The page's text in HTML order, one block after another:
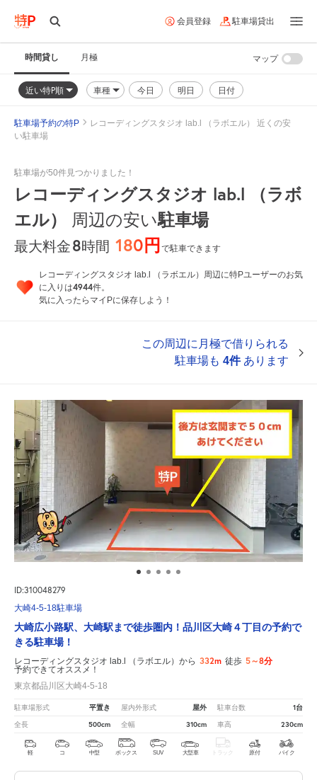
会員登録 駐車場貸出
時間貸し 月極
近い特P順 車種 今日 明日 日付
マップ
駐車場予約の特P
レコーディングスタジオ lab.l （ラボエル） 近くの安
い駐車場
駐車場が50件見つかりました！
レコーディングスタジオ lab.l （ラボ
エル）
周辺の安い駐車場
最大料金8時間 180円で駐車できます
レコーディングスタジオ lab.l （ラボエル）周辺に特Pユーザーのお気
に入りは4944件。
気に入ったらマイPに保存しよう！
この周辺に月極で借りられる
駐車場も 4件あります
ID:310048279
大崎4-5-18駐車場
大崎広小路駅、大崎駅まで徒歩圏内！品川区大崎４丁目の予約で
きる駐車場！
レコーディングスタジオ lab.l （ラボエル）から 332m 徒歩 5～8分
予約できてオススメ！
東京都品川区大崎4-5-18
駐車場形式 平置き 屋内外形式 屋外 駐車台数 1台
全長 500cm 全幅 310cm 車高 230cm
軽 コ 中型 ボックス SUV 大型車 トラック 原付 バイク